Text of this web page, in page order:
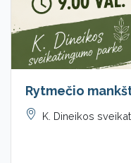
Rytmečio
K. Dineikos